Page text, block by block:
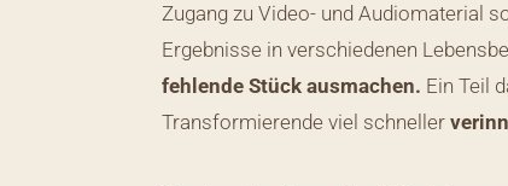
Zugang zu Video- und Audiomaterial
Ergebnisse in verschiedenen
fehlende Stück ausmachen. Ein Teil
Transformierende viel schneller